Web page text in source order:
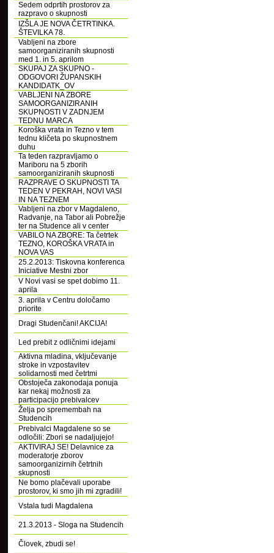
Sedem odprtih prostorov za
razpravo o skupnosti
IZŠLA JE NOVA ČETRTINKA.
ŠTEVILKA 78.
Vabljeni na zbore
samoorganiziranih skupnosti
med 1. in 5. aprilom
SKUPAJ ZA SKUPNO -
ODGOVORI ŽUPANSKIH
KANDIDATK_OV
VABLJENI NA ZBORE
SAMOORGANIZIRANIH
SKUPNOSTI V ZADNJEM
TEDNU MARCA
Koroška vrata in Tezno v tem
tednu kličeta po skupnostnem
duhu
Ta teden razpravljamo o
Mariboru na 5 zborih
samoorganiziranih skupnosti
RAZPRAVE O SKUPNOSTI TA
TEDEN V PEKRAH, NOVI VASI
IN NA TEZNEM
Vabljeni na zbor v Magdaleno,
Radvanje, na Tabor ali Pobrežje
ter na Studence ali v center
VABILO NA ZBORE: Ta četrtek
TEZNO, KOROŠKA VRATA in
NOVA VAS
25.2.2013: Tiskovna konferenca
Iniciative Mestni zbor
V Novi vasi se spet dobimo 11.
aprila
3. aprila v Centru določamo
priorite
Dragi Studenčani! AKCIJA!
Led prebit z odličnimi idejami
Aktivna mladina, vključevanje
stroke in vzpostavitev
solidarnosti med četrtmi
Obstoječa zakonodaja ponuja
kar nekaj možnosti za
participacijo prebivalcev
Želja po spremembah na
Studencih
Prebivalci Magdalene so se
odločili: Zbori se nadaljujejo!
AKTIVIRAJ SE! Delavnice za
moderatorje zborov
samoorganizirnih četrtnih
skupnosti
Ne bomo plačevali uporabe
prostorov, ki smo jih mi zgradili!
Vstala tudi Magdalena
21.3.2013 - Sloga na Studencih
Človek, zbudi se!